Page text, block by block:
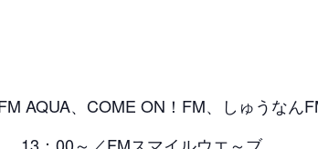
AQUA、COME ON！FM、しゅうなん
～／FMスマイルウエ～ブ